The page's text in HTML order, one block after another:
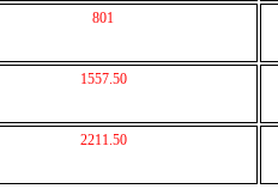
801
1557.50
2211.50